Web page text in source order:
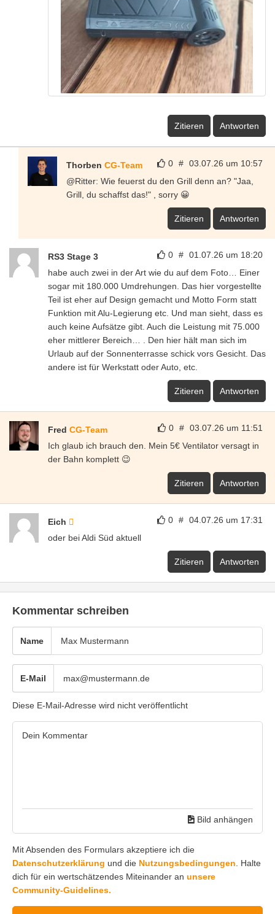
Zitieren Antworten
0 # 03.07.26 um 10:57
Thorben CG-Team
@Ritter: Wie feuerst du den Grill denn an? "Jaa,
Grill, du schaffst das!" , sorry 😀
Zitieren Antworten
0 # 01.07.26 um 18:20
RS3 Stage 3
habe auch zwei in der Art wie du auf dem Foto… Einer
sogar mit 180.000 Umdrehungen. Das hier vorgestellte
Teil ist eher auf Design gemacht und Motto Form statt
Funktion mit Alu-Legierung etc. Und man sieht, dass es
auch keine Aufsätze gibt. Auch die Leistung mit 75.000
eher mittlerer Bereich… . Den hier hält man sich im
Urlaub auf der Sonnenterrasse schick vors Gesicht. Das
andere ist für Werkstatt oder Auto, etc.
Zitieren Antworten
0 # 03.07.26 um 11:51
Fred CG-Team
Ich glaub ich brauch den. Mein 5€ Ventilator versagt in
der Bahn komplett 😉
Zitieren Antworten
0 # 04.07.26 um 17:31
Eich
oder bei Aldi Süd aktuell
Zitieren Antworten
Kommentar schreiben
Name
E-Mail
Diese E-Mail-Adresse wird nicht veröffentlicht
Bild anhängen
Mit Absenden des Formulars akzeptiere ich die
Datenschutzerklärung und die Nutzungsbedingungen. Halte
dich für ein wertschätzendes Miteinander an unsere
Community-Guidelines.